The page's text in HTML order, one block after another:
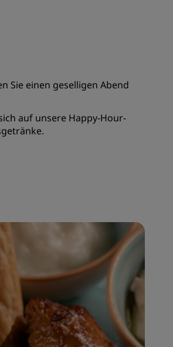
Sie einen geselligen Abend
auf unsere Happy-Hour-